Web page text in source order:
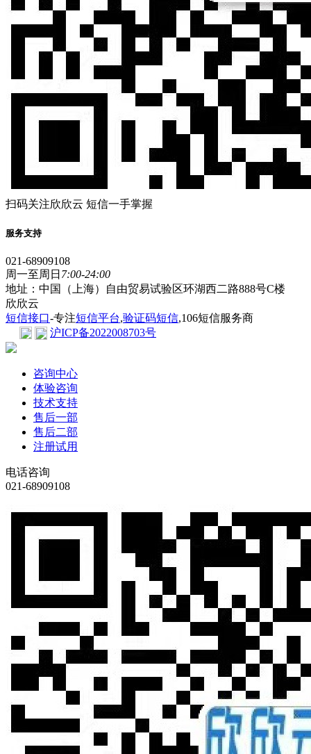
扫码关注欣欣云 短信一手掌握
服务支持
021-68909108
周一至周日 7:00-24:00
地址：中国（上海）自由贸易试验区环湖西二路888号C楼
欣欣云
短信接口-专注短信平台,验证码短信,106短信服务商
沪ICP备2022008703号
咨询中心
体验咨询
技术支持
售后一部
售后二部
注册试用
电话咨询
021-68909108